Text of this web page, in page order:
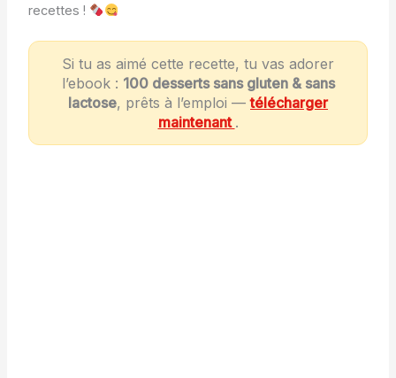
recettes !
Si tu as aimé cette recette, tu vas adorer
l’ebook : 100 desserts sans gluten & sans
lactose, prêts à l’emploi —télécharger
maintenant .